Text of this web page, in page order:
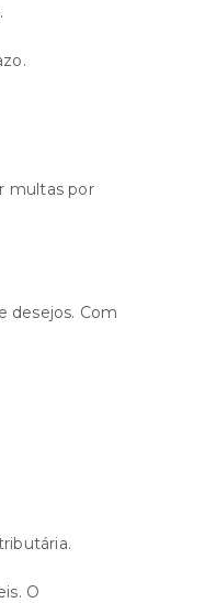
multas por
desejos. Com
O